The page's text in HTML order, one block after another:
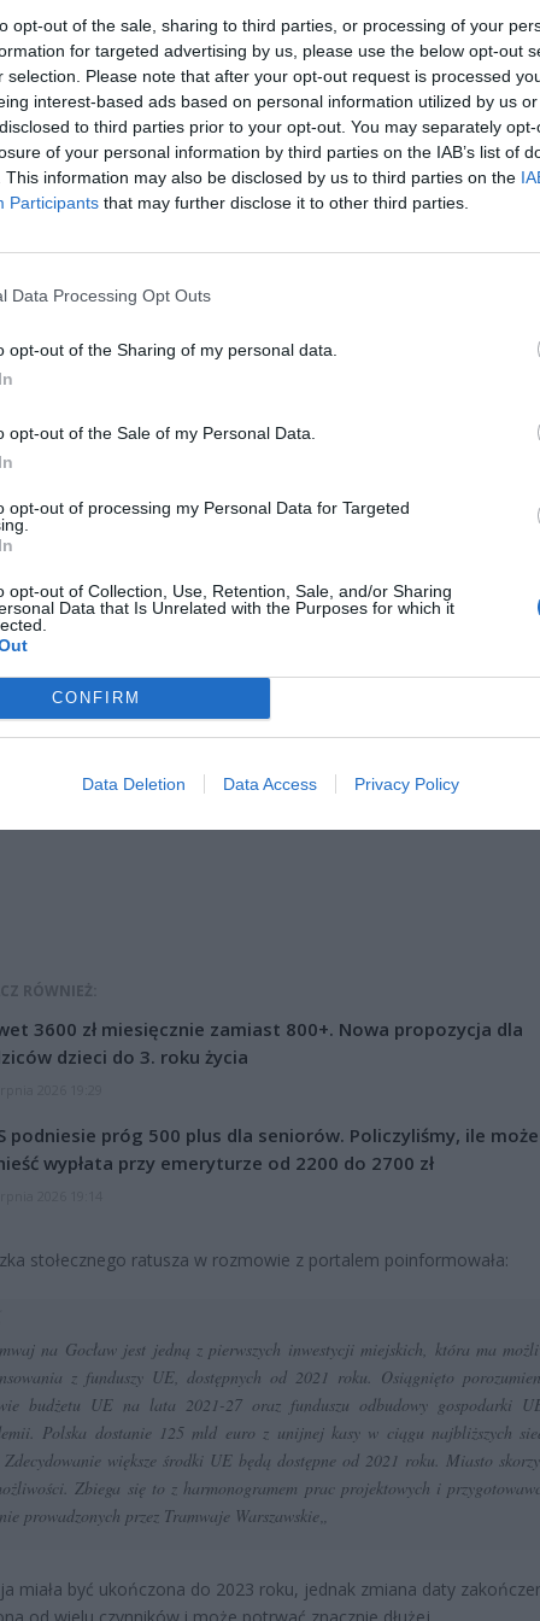
opt-out of the sale, sharing to third parties, or processing of your
for targeted advertising by us, please use the below opt-out
selection. Please note that after your opt-out request is processed
interest-based ads based on personal information utilized by us
to third parties prior to your opt-out. You may separately
of your personal information by third parties on the IAB’s list of
This information may also be disclosed by us to third parties on the
Participants that may further disclose it to other third parties.
Data Processing Opt Outs
opt-out of the Sharing of my personal data.
opt-out of the Sale of my Personal Data.
opt-out of processing my Personal Data for Targeted
opt-out of Collection, Use, Retention, Sale, and/or Sharing
Data that Is Unrelated with the Purposes for which it
CONFIRM
Data Deletion Data Access Privacy Policy
Fot. Warszawa w Pigułce
została jeszcze podjęta w listopadzie ubiegłego roku. Portal
z budowy tramwaju na projekt, który mówi o zakupie 130
elektrycznych. Miasto ma zaoszczędzić na tym około 50
ad
RÓWNIEŻ:
3600 zł miesięcznie zamiast 800+. Nowa propozycja dla
dzieci do 3. roku życia
podniesie próg 500 plus dla seniorów. Policzyliśmy, ile może
wypłata przy emeryturze od 2200 do 2700 zł
stołecznego ratusza w rozmowie z portalem poinformowała:
na Gocław jest jedną z pierwszych inwestycji miejskich, która ma
z funduszy UE, dostępnych od 2021 roku. Osiągnięto
budżetu UE na lata 2021-27 oraz funduszu odbudowy gospodarki
Polska dostanie 125 mld euro z unijnej kasy w ciągu najbliższych
Zdecydowanie większe środki UE będą dostępne od 2021 roku. Miasto
Zbiega się to z harmonogramem prac projektowych i
prowadzonych przez Tramwaje Warszawskie „
miała być ukończona do 2023 roku, jednak zmiana daty